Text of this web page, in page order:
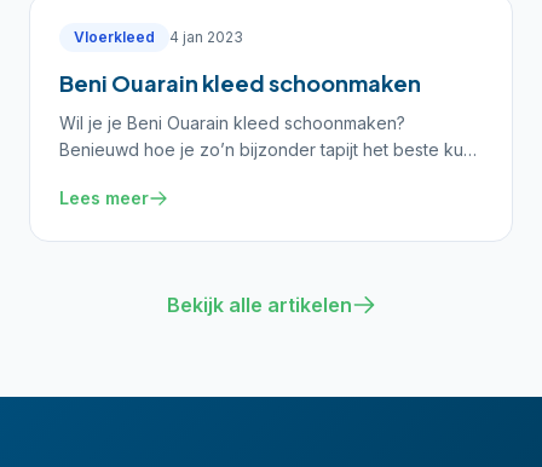
Vloerkleed 4 jan 2023
Beni Ouarain kleed schoonmaken
Wil je je Beni Ouarain kleed schoonmaken?
Benieuwd hoe je zo’n bijzonder tapijt het beste kunt
blijft? Be
Lees meer
Bekijk alle artikelen